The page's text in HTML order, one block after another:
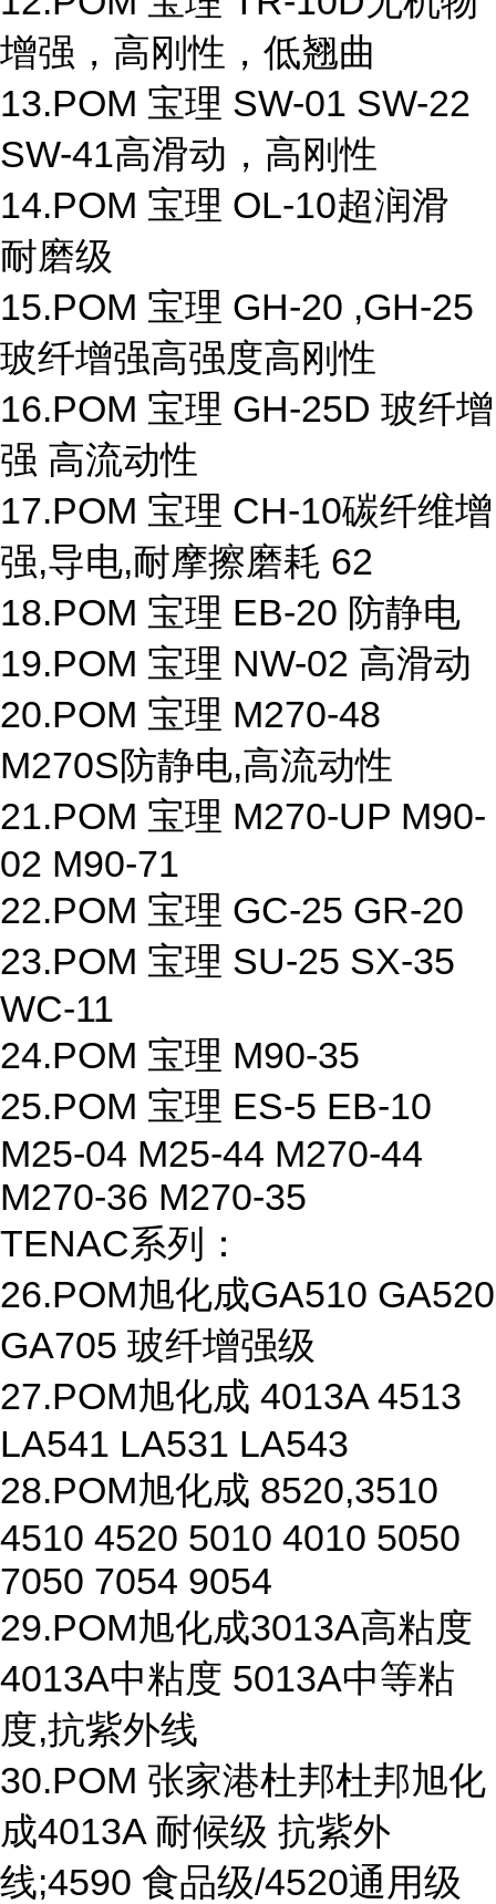
增强，高刚性，低翘曲
13.POM 宝理 SW-01 SW-22
SW-41高滑动，高刚性
14.POM 宝理 OL-10超润滑
耐磨级
15.POM 宝理 GH-20 ,GH-25
玻纤增强高强度高刚性
16.POM 宝理 GH-25D 玻纤增
强 高流动性
17.POM 宝理 CH-10碳纤维增
强,导电,耐摩擦磨耗 62
18.POM 宝理 EB-20 防静电
19.POM 宝理 NW-02 高滑动
20.POM 宝理 M270-48
M270S防静电,高流动性
21.POM 宝理 M270-UP M90-
02 M90-71
22.POM 宝理 GC-25 GR-20
23.POM 宝理 SU-25 SX-35
WC-11
24.POM 宝理 M90-35
25.POM 宝理 ES-5 EB-10
M25-04 M25-44 M270-44
M270-36 M270-35
TENAC系列：
26.POM旭化成GA510 GA520
GA705 玻纤增强级
27.POM旭化成 4013A 4513
LA541 LA531 LA543
28.POM旭化成 8520,3510
4510 4520 5010 4010 5050
7050 7054 9054
29.POM旭化成3013A高粘度
4013A中粘度 5013A中等粘
度,抗紫外线
30.POM 张家港杜邦杜邦旭化
成4013A 耐候级 抗紫外
线;4590 食品级/4520通用级